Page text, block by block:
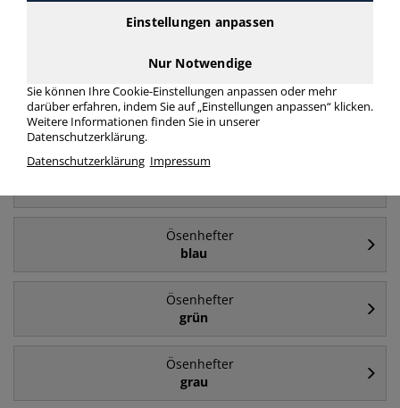
ganzer Vorderdeckel
Ösenhefter
1 x Amtsheftung
Ösenhefter
Ösenhefter
blau
Ösenhefter
grün
Ösenhefter
grau
Einstellungen anpassen
Nur Notwendige
Sie können Ihre Cookie-Einstellungen anpassen oder mehr
darüber erfahren, indem Sie auf „Einstellungen anpassen“ klicken.
Weitere Informationen finden Sie in unserer
Datenschutzerklärung.
Datenschutzerklärung Impressum